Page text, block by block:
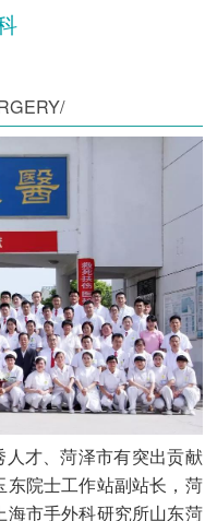
才、菏泽市有突出贡献
院士工作站副站长，菏
市手外科研究所山东菏